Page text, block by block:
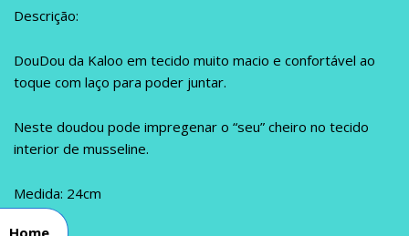
Descrição:
DouDou da Kaloo em tecido muito macio e confortável ao
toque com laço para poder juntar.
Neste doudou pode impregenar o “seu” cheiro no tecido
interior de musseline.
Medida: 24cm
Home